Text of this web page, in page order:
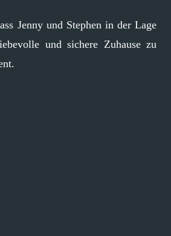
Jenny und Stephen in der Lage
und sichere Zuhause zu